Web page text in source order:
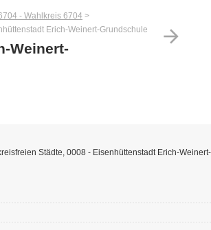
arrow_forward
- Wahlkreis 6704
Erich-Weinert-Grundschule
Weinert-
Städte, 0008 - Eisenhüttenstadt Erich-